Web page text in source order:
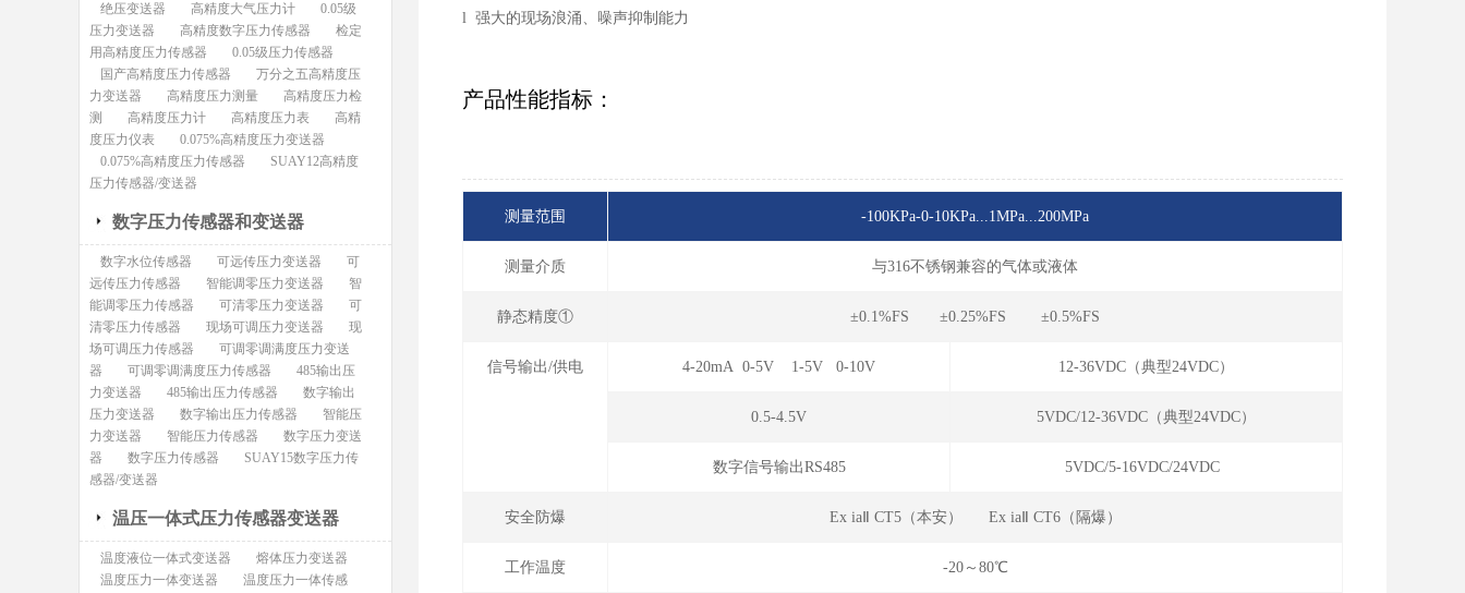
l 强大的现场浪涌、噪声抑制能力
产品性能指标：
测量范围 -100KPa-0-10KPa...1MPa...200MPa
测量介质 与316不锈钢兼容的气体或液体
静态精度① ±0.1%FS ±0.25%FS ±0.5%FS
信号输出/供电 4-20mA 0-5V 1-5V 0-10V 12-36VDC（典型24VDC）
0.5-4.5V 5VDC/12-36VDC（典型24VDC）
数字信号输出RS485 5VDC/5-16VDC/24VDC
安全防爆 Ex iaⅡ CT5（本安） Ex iaⅡ CT6（隔爆）
工作温度 -20～80℃
绝压变送器 高精度大气压力计
0.05级
压力变送器
高精度数字压力传感器
检定
用高精度压力传感器
0.05级压力传感器
国产高精度压力传感器
万分之五高精度压
力变送器
高精度压力测量
高精度压力检
测
高精度压力计 高精度压力表
高精
度压力仪表
0.075%高精度压力变送器
0.075%高精度压力传感器
SUAY12高精度
压力传感器/变送器
数字压力传感器和变送器
数字水位传感器 可远传压力变送器
可
远传压力传感器
智能调零压力变送器
智
能调零压力传感器
可清零压力变送器
可
清零压力传感器
现场可调压力变送器
现
场可调压力传感器
可调零调满度压力变送
器
可调零调满度压力传感器
485输出压
力变送器
485输出压力传感器
数字输出
压力变送器
数字输出压力传感器
智能压
力变送器
智能压力传感器
数字压力变送
器
数字压力传感器
SUAY15数字压力传
感器/变送器
温压一体式压力传感器变送器
温度液位一体式变送器
熔体压力变送器
温度压力一体变送器
温度压力一体传感